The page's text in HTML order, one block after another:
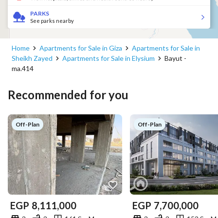
PARKS
See parks nearby
Home Apartments for Sale in Giza
Apartments for Sale in
Sheikh Zayed
Apartments for Sale in Elysium
Bayut -
ma.414
Recommended for you
Off-Plan
EGP 8,111,000
Off-Plan
EGP 7,700,000